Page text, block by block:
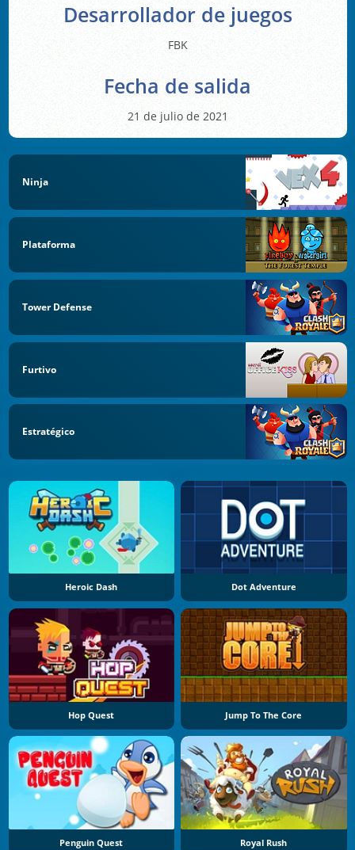
Desarrollador de juegos
FBK
Fecha de salida
21 de julio de 2021
Ninja
Plataforma
Tower Defense
Furtivo
Estratégico
Heroic Dash Dot Adventure
Hop Quest Jump To The Core
Penguin Quest Royal Rush